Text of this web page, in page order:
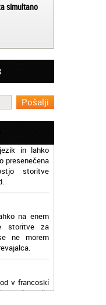
simultano
v Akademiji
in
hitro in
in lahko
presenečena
storitve
na enem
storitve za
ne morem
v francoski
Oxford, jih
ur sem po